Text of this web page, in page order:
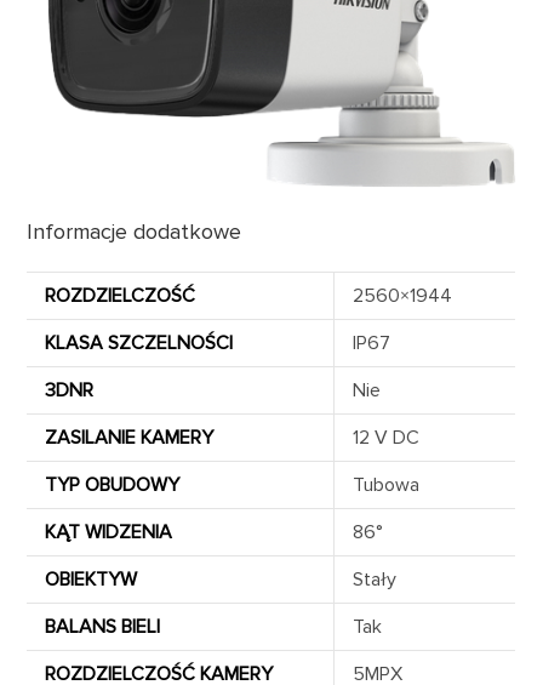
Informacje dodatkowe
ROZDZIELCZOŚĆ
2560×1944
KLASA SZCZELNOŚCI
IP67
3DNR
Nie
ZASILANIE KAMERY
12 V DC
TYP OBUDOWY
Tubowa
KĄT WIDZENIA
86°
OBIEKTYW
Stały
BALANS BIELI
Tak
ROZDZIELCZOŚĆ KAMERY
5MPX